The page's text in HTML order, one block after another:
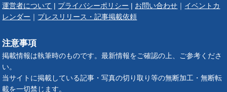
運営者について プライバシーポリシー お問い合わせ
イベントカ
レンダー
プレスリリース・記事掲載依頼
注意事項
掲載情報は執筆時のものです。最新情報をご確認の上、ご参考くださ
い。
当サイトに掲載している記事・写真の切り取り等の無断加工・無断転
載を一切禁じます。